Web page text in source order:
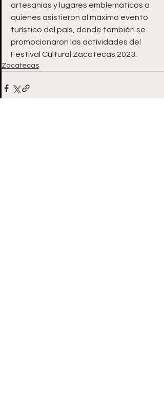
artesanías y lugares emblemáticos a
quienes asistieron al máximo evento
turístico del país, donde también se
promocionaron las actividades del
Festival Cultural Zacatecas 2023.
Zacatecas